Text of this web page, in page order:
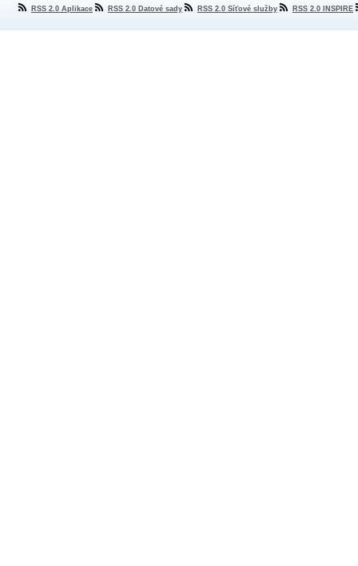
RSS 2.0 Aplikace
RSS 2.0 Datové sady RSS 2.0 Síťové služby RSS 2.0 INSPIRE